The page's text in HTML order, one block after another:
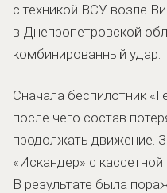
с техникой ВСУ возле
в Днепропетровской
комбинированный удар.
Сначала беспилотник
после чего состав
продолжать движение.
«Искандер» с
В результате была